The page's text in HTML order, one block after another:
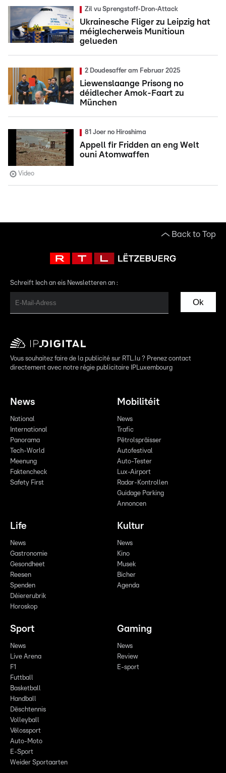
Zil vu Sprengstoff-Dron-Attack
Ukrainesche Fliger zu Leipzig hat
méiglecherweis Munitioun
gelueden
2 Doudesaffer am Februar 2025
Liewenslaange Prisong no
déidlecher Amok-Faart zu
München
81 Joer no Hiroshima
Appell fir Fridden an eng Welt
ouni Atomwaffen
Video
Back to Top
Schreift Iech an eis Newsletteren an :
Ok
Vous souhaitez faire de la publicité sur RTL.lu ? Prenez contact
directement avec notre régie publicitaire IPLuxembourg
News
National
International
Panorama
Tech-World
Meenung
Faktencheck
Safety First
Mobilitéit
News
Trafic
Pëtrolspräisser
Autofestival
Auto-Tester
Lux-Airport
Radar-Kontrollen
Guidage Parking
Annoncen
Life
News
Gastronomie
Gesondheet
Reesen
Spenden
Déiererubrik
Horoskop
Kultur
News
Kino
Musek
Bicher
Agenda
Sport
News
Live Arena
F1
Futtball
Basketball
Handball
Dëschtennis
Volleyball
Vëlossport
Auto-Moto
E-Sport
Weider Sportaarten
Gaming
News
Review
E-sport